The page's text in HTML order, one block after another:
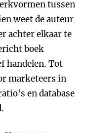
tussen
weet de auteur
achter elkaar te
boek
handelen. Tot
marketeers in
en database